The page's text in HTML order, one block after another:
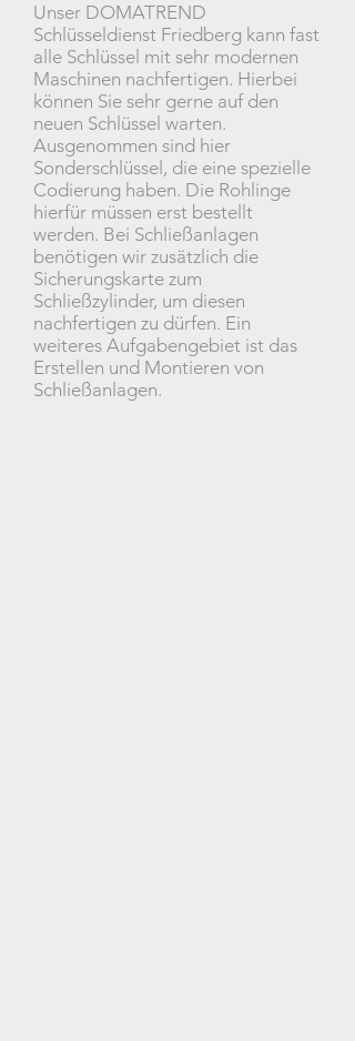
Unser DOMATREND
Schlüsseldienst Friedberg kann fast
alle Schlüssel mit sehr modernen
Maschinen nachfertigen. Hierbei
können Sie sehr gerne auf den
neuen Schlüssel warten.
Ausgenommen sind hier
Sonderschlüssel, die eine spezielle
Codierung haben. Die Rohlinge
hierfür müssen erst bestellt
werden. Bei Schließanlagen
benötigen wir zusätzlich die
Sicherungskarte zum
Schließzylinder, um diesen
nachfertigen zu dürfen. Ein
weiteres Aufgabengebiet ist das
Erstellen und Montieren von
Schließanlagen.